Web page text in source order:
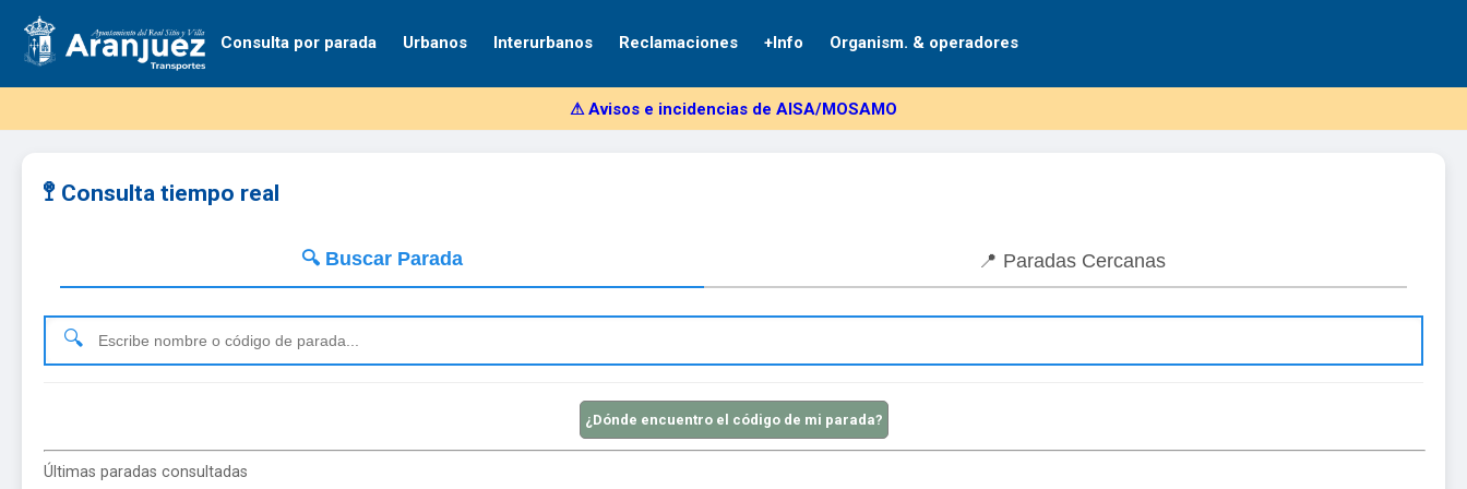
Consulta por parada Urbanos Interurbanos Reclamaciones +Info Organism. & operadores
⚠︎ Avisos e incidencias de AISA/MOSAMO
🚏 Consulta tiempo real
🔍 Buscar Parada 📍 Paradas Cercanas
Últimas paradas consultadas